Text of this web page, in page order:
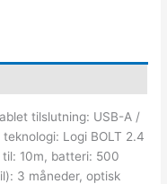
tilslutning: USB-A /
Logi BOLT 2.4
10m, batteri: 500
3 måneder, optisk